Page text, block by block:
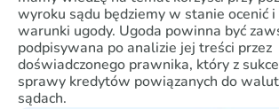
wyroku sądu będziemy w stanie ocenić
warunki ugody. Ugoda powinna być
podpisywana po analizie jej treści przez
doświadczonego prawnika, który z
sprawy kredytów powiązanych do
sądach.